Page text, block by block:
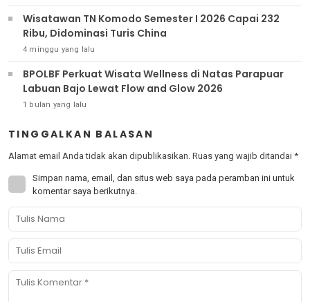
Wisatawan TN Komodo Semester I 2026 Capai 232
Ribu, Didominasi Turis China
4 minggu yang lalu
BPOLBF Perkuat Wisata Wellness di Natas Parapuar
Labuan Bajo Lewat Flow and Glow 2026
1 bulan yang lalu
TINGGALKAN BALASAN
Alamat email Anda tidak akan dipublikasikan. Ruas yang wajib ditandai *
Simpan nama, email, dan situs web saya pada peramban ini untuk
komentar saya berikutnya.